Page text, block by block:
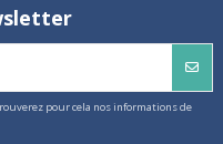
pour cela nos informations de